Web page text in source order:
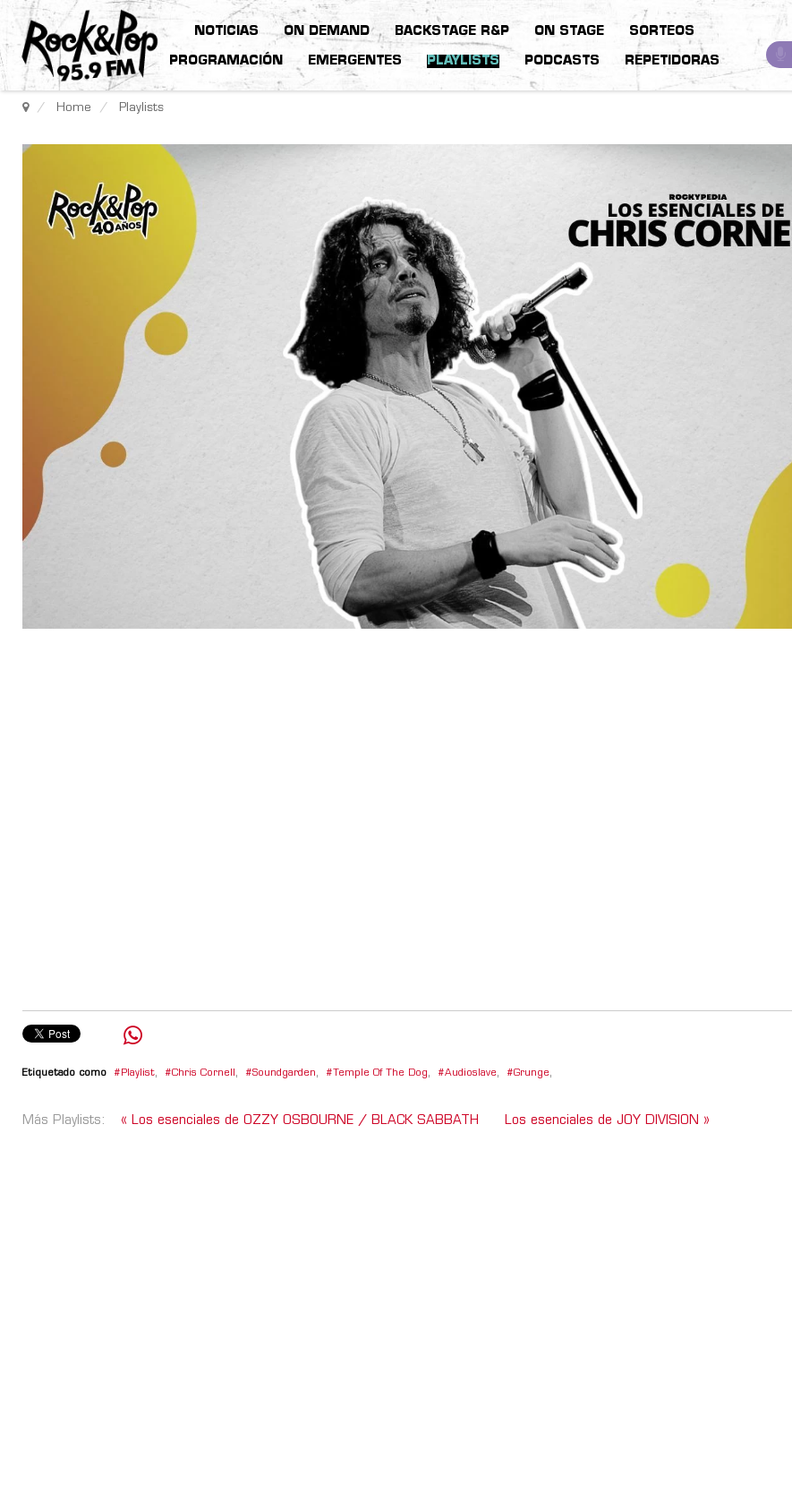
NOTICIAS ON DEMAND BACKSTAGE R&P ON STAGE SORTEOS
PROGRAMACIÓN EMERGENTES PLAYLISTS PODCASTS REPETIDORAS
Home Playlists
Etiquetado como Playlist, Chris Cornell , Soundgarden, Temple Of The Dog, Audioslave, Grunge,
Más Playlists: « Los esenciales de OZZY OSBOURNE / BLACK SABBATH Los esenciales de JOY DIVISION »